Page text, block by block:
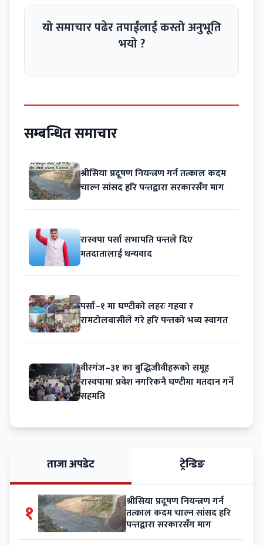
यो समाचार पढेर तपाईंलाई कस्तो अनुभूति
भयो ?
सम्बन्धित समाचार
श्रीसिया प्रदूषण नियन्त्रण गर्न तत्काल कदम
चाल्न सांसद हरि पन्तद्वारा सरकारसँग माग
रास्वपा पर्सा सभापति पन्तले दिए
मतदातालाई धन्यवाद
पर्सा–१ मा घण्टीको लहरः गहवा र
रामटोलवासीले गरे हरि पन्तको भव्य स्वागत
वीरगंज–३१ का बुद्धिजीवीहरूको समूह
रास्वपामा प्रवेश नगरिकनै घण्टीमा मतदान गर्ने
सहमति
ताजा अपडेट ट्रेन्डिङ
१ श्रीसिया प्रदूषण नियन्त्रण गर्न
तत्काल कदम चाल्न सांसद हरि
पन्तद्वारा सरकारसँग माग